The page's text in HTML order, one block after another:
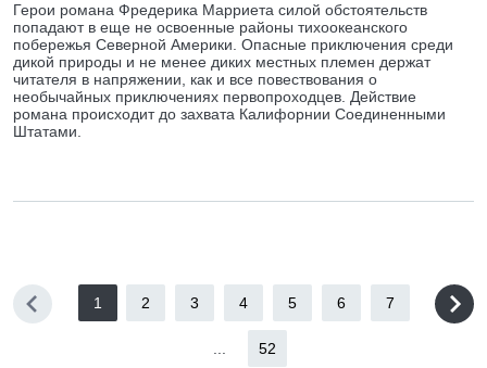
Герои романа Фредерика Марриета силой обстоятельств
попадают в еще не освоенные районы тихоокеанского
побережья Северной Америки. Опасные приключения среди
дикой природы и не менее диких местных племен держат
читателя в напряжении, как и все повествования о
необычайных приключениях первопроходцев. Действие
романа происходит до захвата Калифорнии Соединенными
Штатами.
1 2 3 4 5 6 7
52